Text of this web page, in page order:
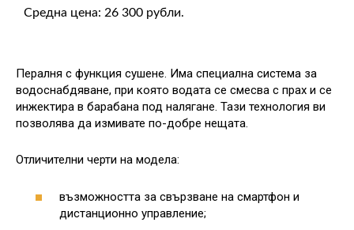
Средна цена: 26 300 рубли.
Пералня с функция сушене. Има специална система за
водоснабдяване, при която водата се смесва с прах и се
инжектира в барабана под налягане. Тази технология ви
позволява да измивате по-добре нещата.
Отличителни черти на модела:
възможността за свързване на смартфон и
дистанционно управление;